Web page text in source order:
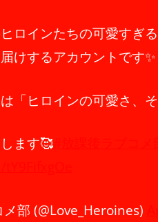
ロインたちの可愛すぎ
けするアカウントです✨
「ヒロインの可愛さ、
ます🥰
部 (@Love_Heroines)